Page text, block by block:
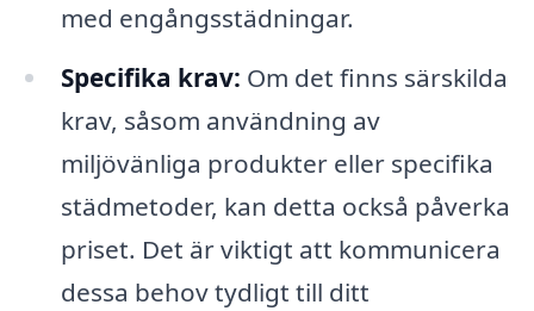
med engångsstädningar.
Specifika krav: Om det finns särskilda
krav, såsom användning av
miljövänliga produkter eller specifika
städmetoder, kan detta också påverka
priset. Det är viktigt att kommunicera
dessa behov tydligt till ditt